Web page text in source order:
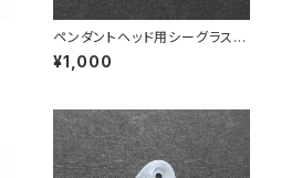
ペンダントヘッド用シーグラス素
材(白色) AS-13
¥1,000